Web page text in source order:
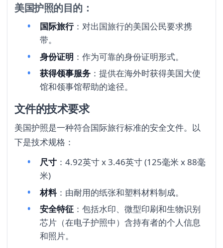
美国护照的目的：
国际旅行：对出国旅行的美国公民要求携
带。
身份证明 ：作为可靠的身份证明形式。
获得领事服务 ：提供在海外时获得美国大使
馆和领事馆帮助的途径。
文件的技术要求
美国护照是一种符合国际旅行标准的安全文件。以
下是技术规格：
尺寸 ：4.92英寸 x 3.46英寸 (125毫米 x 88毫
米)
材料：由耐用的纸张和塑料材料制成。
安全特征 ：包括水印、微型印刷和生物识别
芯片（在电子护照中）含持有者的个人信息
和照片。